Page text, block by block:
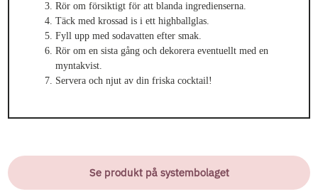
Rör om försiktigt för att blanda ingredienserna.
Täck med krossad is i ett highballglas.
Fyll upp med sodavatten efter smak.
Rör om en sista gång och dekorera eventuellt med en
myntakvist.
Servera och njut av din friska cocktail!
Se produkt på systembolaget